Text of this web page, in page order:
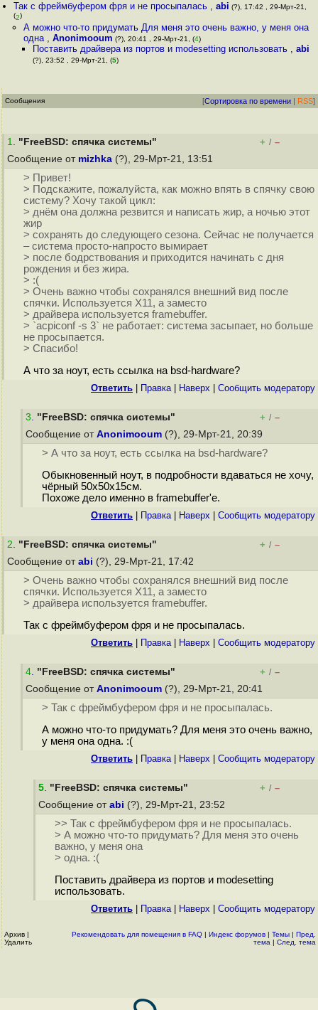
Так с фреймбуфером фря и не просыпалась ,abi (?), 17:42 , 29-Мрт-21,
(2)
А можно что-то придумать Для меня это очень важно, у меня она
одна , Anonimooum (?), 20:41 , 29-Мрт-21, (4)
Поставить драйвера из портов и modesetting использовать , abi
(?), 23:52 , 29-Мрт-21, (5)
Сообщения [Сортировка по времени | RSS]
1. "FreeBSD: спячка системы" + / –
Сообщение от mizhka (?), 29-Мрт-21, 13:51
> Привет!
> Подскажите, пожалуйста, как можно впять в спячку свою
систему? Хочу такой цикл:
> днём она должна резвится и написать жир, а ночью этот
жир
> сохранять до следующего сезона. Сейчас не получается
– система просто-напросто вымирает
> после бодрствования и приходится начинать с дня
рождения и без жира.
> :(
> Очень важно чтобы сохранялся внешний вид после
спячки. Используется X11, а заместо
> драйвера используется framebuffer.
> `acpiconf -s 3` не работает: система засыпает, но больше
не просыпается.
> Спасибо!
А что за ноут, есть ссылка на bsd-hardware?
Ответить Правка| Наверх Cообщить модератору
3. "FreeBSD: спячка системы" + / –
Сообщение от Anonimooum (?), 29-Мрт-21, 20:39
> А что за ноут, есть ссылка на bsd-hardware?
Обыкновенный ноут, в подробности вдаваться не хочу,
чёрный 50х50х15см.
Похоже дело именно в framebuffer'е.
Ответить Правка| Наверх Cообщить модератору
2. "FreeBSD: спячка системы" + / –
Сообщение от abi (?), 29-Мрт-21, 17:42
> Очень важно чтобы сохранялся внешний вид после
спячки. Используется X11, а заместо
> драйвера используется framebuffer.
Так с фреймбуфером фря и не просыпалась.
Ответить Правка| Наверх Cообщить модератору
4. "FreeBSD: спячка системы" + / –
Сообщение от Anonimooum (?), 29-Мрт-21, 20:41
> Так с фреймбуфером фря и не просыпалась.
А можно что-то придумать? Для меня это очень важно,
у меня она одна. :(
Ответить Правка| Наверх Cообщить модератору
5. "FreeBSD: спячка системы" + / –
Сообщение от abi (?), 29-Мрт-21, 23:52
>> Так с фреймбуфером фря и не просыпалась.
> А можно что-то придумать? Для меня это очень
важно, у меня она
> одна. :(
Поставить драйвера из портов и modesetting
использовать.
Ответить Правка| Наверх Cообщить модератору
Архив |
Удалить
Рекомендовать для помещения в FAQ | Индекс форумов | Темы | Пред.
тема | След. тема